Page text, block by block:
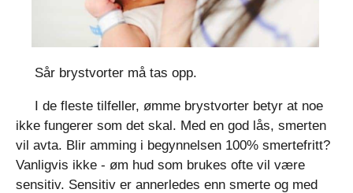
Sår brystvorter må tas opp.
I de fleste tilfeller, ømme brystvorter betyr at noe
ikke fungerer som det skal. Med en god lås, smerten
vil avta. Blir amming i begynnelsen 100% smertefritt?
Vanligvis ikke - øm hud som brukes ofte vil være
sensitiv. Sensitiv er annerledes enn smerte og med